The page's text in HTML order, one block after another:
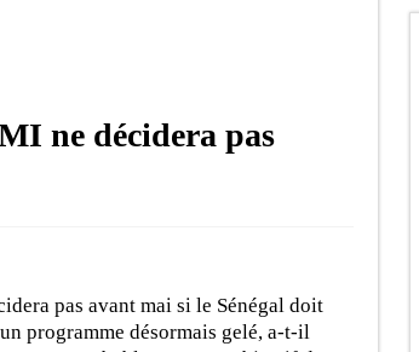
ne décidera pas
pas avant mai si le Sénégal doit
programme désormais gelé, a-t-il